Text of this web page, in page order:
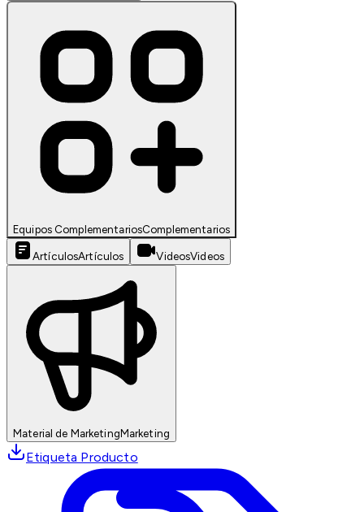
Equipos ComplementariosComplementarios
ArtículosArtículos VideosVideos
Material de MarketingMarketing
Etiqueta Producto